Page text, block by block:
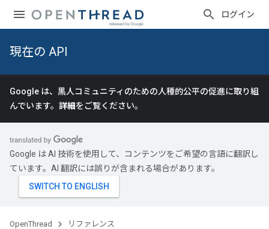
ログイン
現在の API
Google は、黒人コミュニティのための人種的公平の促進に取り組
んでいます。 詳細をご覧ください。
Google は AI 技術を使用して、コンテンツをご希望の言語に翻訳し
ています。AI 翻訳には誤りが含まれる場合があります。
OpenThread リファレンス